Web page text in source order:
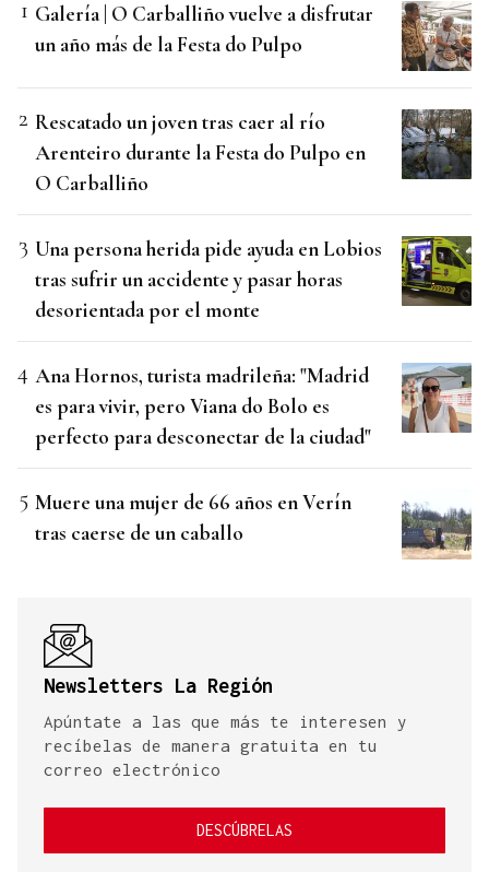
Galería | O Carballiño vuelve a disfrutar
un año más de la Festa do Pulpo
Rescatado un joven tras caer al río
Arenteiro durante la Festa do Pulpo en
O Carballiño
Una persona herida pide ayuda en Lobios
tras sufrir un accidente y pasar horas
desorientada por el monte
Ana Hornos, turista madrileña: "Madrid
es para vivir, pero Viana do Bolo es
perfecto para desconectar de la ciudad"
Muere una mujer de 66 años en Verín
tras caerse de un caballo
Newsletters La Región
Apúntate a las que más te interesen y
recíbelas de manera gratuita en tu
correo electrónico
DESCÚBRELAS